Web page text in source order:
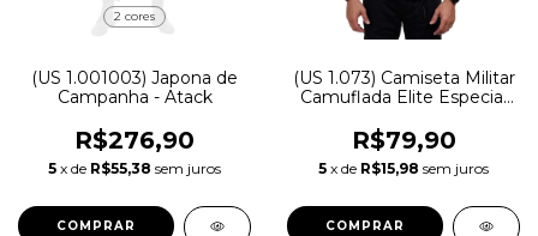
2 cores
(US 1.001003) Japona de
Campanha - Atack
R$276,90
5 x de R$55,38 sem juros
COMPRAR
(US 1.073) Camiseta Militar
Camuflada Elite Especial
R$79,90
5 x de R$15,98 sem juros
COMPRAR